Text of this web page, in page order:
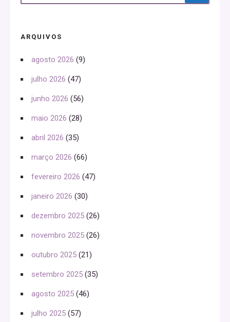
ARQUIVOS
agosto 2026 (9)
julho 2026 (47)
junho 2026 (56)
maio 2026 (28)
abril 2026 (35)
março 2026 (66)
fevereiro 2026 (47)
janeiro 2026 (30)
dezembro 2025 (26)
novembro 2025 (26)
outubro 2025 (21)
setembro 2025 (35)
agosto 2025 (46)
julho 2025 (57)